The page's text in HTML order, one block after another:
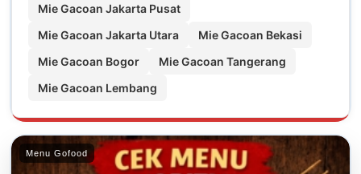
Mie Gacoan Jakarta Pusat
Mie Gacoan Jakarta Utara
Mie Gacoan Bekasi
Mie Gacoan Bogor
Mie Gacoan Tangerang
Mie Gacoan Lembang
Menu Gofood